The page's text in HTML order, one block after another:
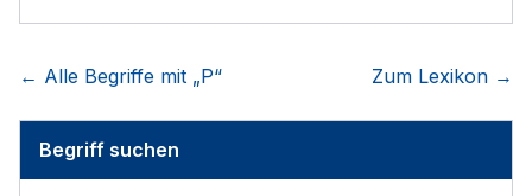
← Alle Begriffe mit „P“ Zum Lexikon →
Begriff suchen